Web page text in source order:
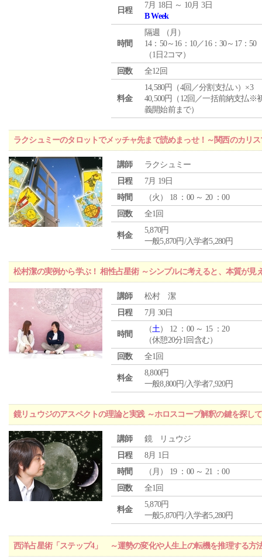
日程
7月 18日 ～ 10月 3日
B Week
時間
隔週 （ 月 ）
14：50～16：10／16：30～17：50
（1日2コマ）
回数
全12回
料金
14,580円（4回／分割支払い）×3
40,500円（12回／一括前納支払※
義開始前まで）
ラクシュミーのタロットでメッチャ先まで読めまっせ！～関西のカリ
講師
ラクシュミー
日程
7月 19日
時間
（火 ） 18 ：00 ～ 20 ：00
回数
全1回
料金
5,870円
一般5,870円/入学者5,280円
松村潔の実例から学ぶ！ 相性占星術 ～シンプルに考えると、本質が見
講師
松村 潔
日程
7月 30日
時間
（土） 12 ：00 ～ 15 ：20
（休憩20分1回含む）
回数
全1回
料金
8,800円
一般8,800円/入学者7,920円
鏡リュウジのアスペクトの理論と実践 ～ホロスコープ解釈の鍵を探し
講師
鏡 リュウジ
日程
8月 1日
時間
（ 月 ） 19 ：00 ～ 21 ：00
回数
全1回
料金
5,870円
一般5,870円/入学者5,280円
西洋占星術「ステップ4」 ～運勢の変化や人生上の転機を推理する方